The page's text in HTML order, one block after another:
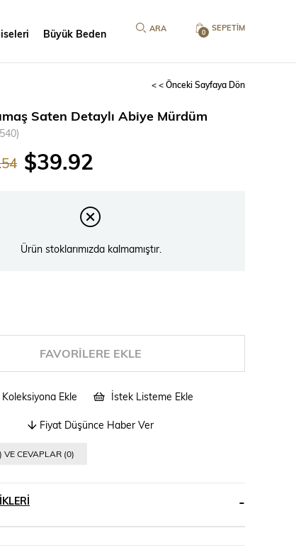
SEPETIM
0
Büyük Beden
< < Önceki Sayfaya Dön
Saten Detaylı Abiye Mürdüm
$39.92
Ürün stoklarımızda kalmamıştır.
FAVORILERE EKLE
Koleksiyona Ekle İstek Listeme Ekle
Fiyat Düşünce Haber Ver
VE CEVAPLAR (0)